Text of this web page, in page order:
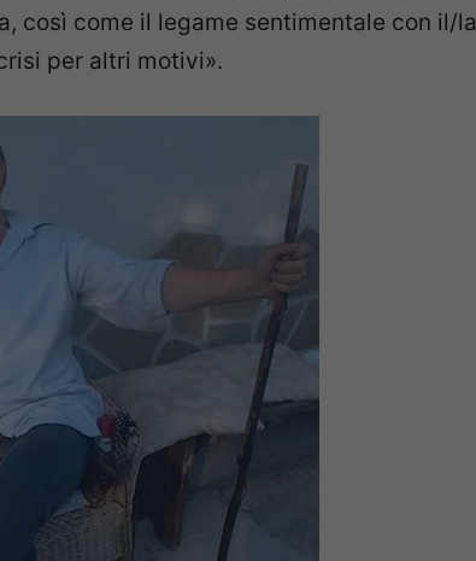
così come il legame sentimentale con il/la
per altri motivi».